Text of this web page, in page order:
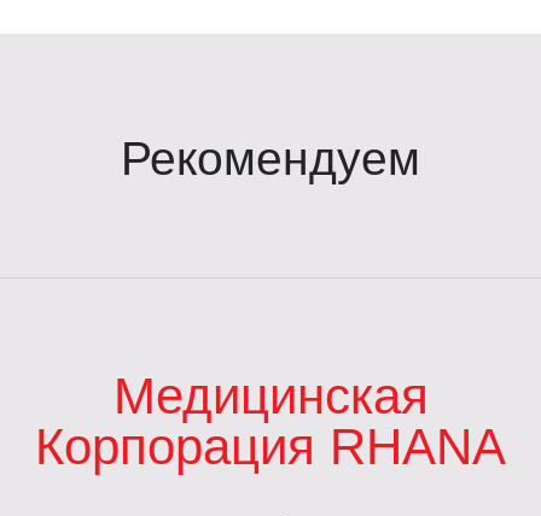
Рекомендуем
Медицинская
Корпорация RHANA